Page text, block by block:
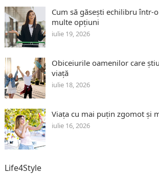
Cum să găsești echilibru într-
multe opțiuni
iulie 19, 2026
Obiceiurile oamenilor care
viață
iulie 18, 2026
Viața cu mai puțin zgomot și
iulie 16, 2026
Life4Style